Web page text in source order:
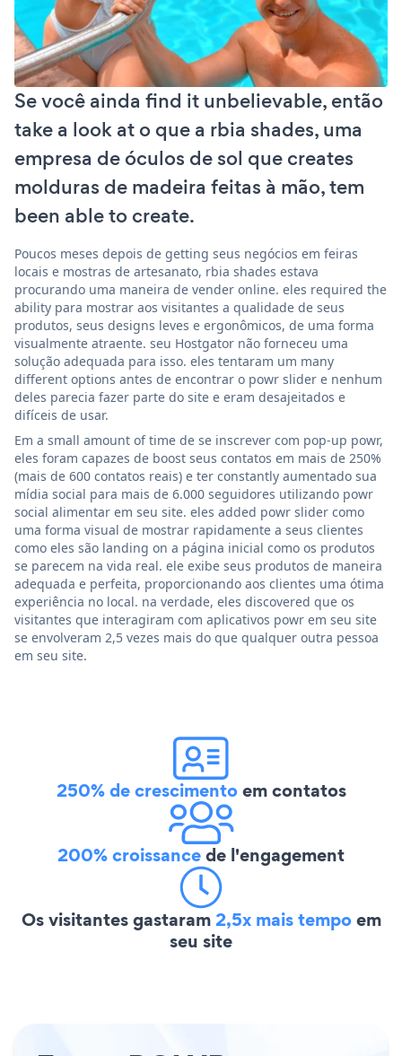
Se você ainda find it unbelievable, então
take a look at o que a rbia shades, uma
empresa de óculos de sol que creates
molduras de madeira feitas à mão, tem
been able to create.
Poucos meses depois de getting seus negócios em feiras
locais e mostras de artesanato, rbia shades estava
procurando uma maneira de vender online. eles required the
ability para mostrar aos visitantes a qualidade de seus
produtos, seus designs leves e ergonômicos, de uma forma
visualmente atraente. seu Hostgator não forneceu uma
solução adequada para isso. eles tentaram um many
different options antes de encontrar o powr slider e nenhum
deles parecia fazer parte do site e eram desajeitados e
difíceis de usar.
Em a small amount of time de se inscrever com pop-up powr,
eles foram capazes de boost seus contatos em mais de 250%
(mais de 600 contatos reais) e ter constantly aumentado sua
mídia social para mais de 6.000 seguidores utilizando powr
social alimentar em seu site. eles added powr slider como
uma forma visual de mostrar rapidamente a seus clientes
como eles são landing on a página inicial como os produtos
se parecem na vida real. ele exibe seus produtos de maneira
adequada e perfeita, proporcionando aos clientes uma ótima
experiência no local. na verdade, eles discovered que os
visitantes que interagiram com aplicativos powr em seu site
se envolveram 2,5 vezes mais do que qualquer outra pessoa
em seu site.
250% de crescimentoem contatos
200% croissancede l'engagement
Os visitantes gastaram2,5x mais tempoem
seu site